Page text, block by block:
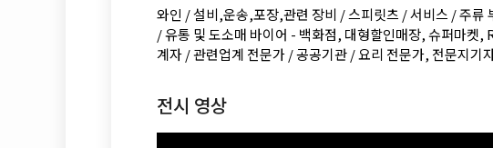
와인 / 설비,운송,포장,관련 장비 / 스피릿츠 / 서비스 / 주
/ 유통 및 도소매 바이어 - 백화점, 대형할인매장, 슈퍼마
계자 / 관련업계 전문가 / 공공기관 / 요리 전문가, 전문지기
전시 영상